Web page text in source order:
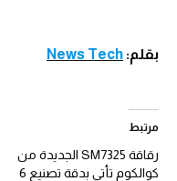
بقلم: News Tech
مرتبط
رقاقة SM7325 الجديدة من
كوالكوم تأتي بدقة تصنيع 6